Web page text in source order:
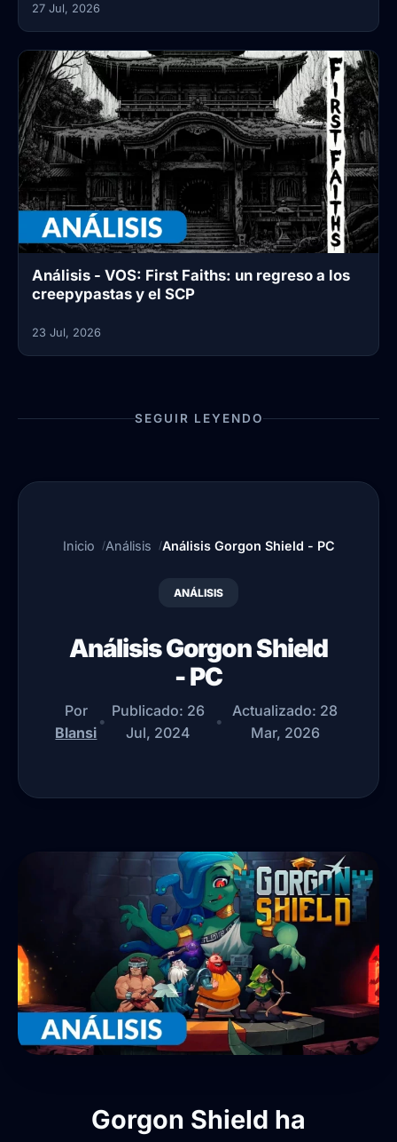
27 Jul, 2026
Análisis - VOS: First Faiths: un regreso a los
creepypastas y el SCP
23 Jul, 2026
SEGUIR LEYENDO
Inicio Análisis Análisis Gorgon Shield - PC
ANÁLISIS
Análisis Gorgon Shield
- PC
Por
Blansi
•
Publicado: 26
Jul, 2024
•
Actualizado: 28
Mar, 2026
Gorgon Shield ha